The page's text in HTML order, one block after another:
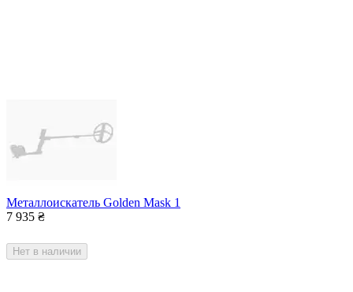
Металлоискатель Golden Mask 1
7 935 ₴
Нет в наличии